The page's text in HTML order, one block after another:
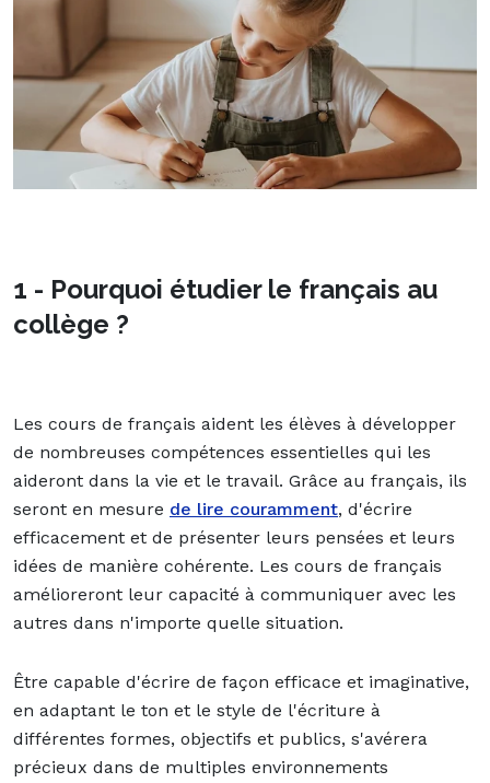
1 - Pourquoi étudier le français au
collège ?
Les cours de français aident les élèves à développer
de nombreuses compétences essentielles qui les
aideront dans la vie et le travail. Grâce au français, ils
seront en mesure de lire couramment, d'écrire
efficacement et de présenter leurs pensées et leurs
idées de manière cohérente. Les cours de français
amélioreront leur capacité à communiquer avec les
autres dans n'importe quelle situation.
Être capable d'écrire de façon efficace et imaginative,
en adaptant le ton et le style de l'écriture à
différentes formes, objectifs et publics, s'avérera
précieux dans de multiples environnements